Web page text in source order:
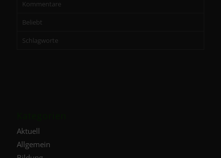
Kommentare
Beliebt
Schlagworte
Aktuell
Allgemein